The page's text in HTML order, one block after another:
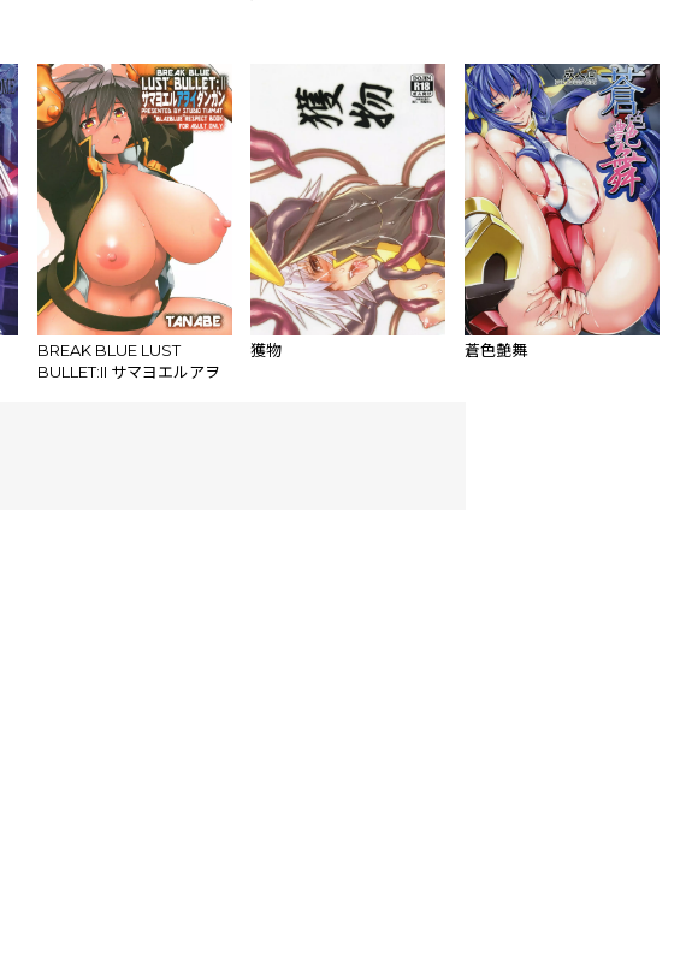
BREAK BLUE LUST
BULLET:II サマヨエルアヲ
獲物 蒼色艶舞